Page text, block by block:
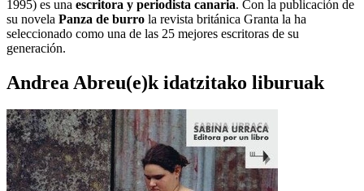
1995) es una escritora y periodista canaria. Con la publicación de
su novela Panza de burro la revista británica Granta la ha
seleccionado como una de las 25 mejores escritoras de su
generación.
Andrea Abreu(e)k idatzitako liburuak